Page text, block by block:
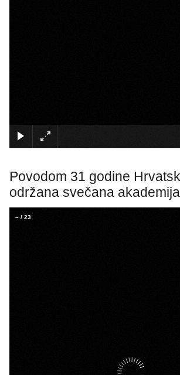
Povodom 31 godine
održana svečana akademija
– / 23